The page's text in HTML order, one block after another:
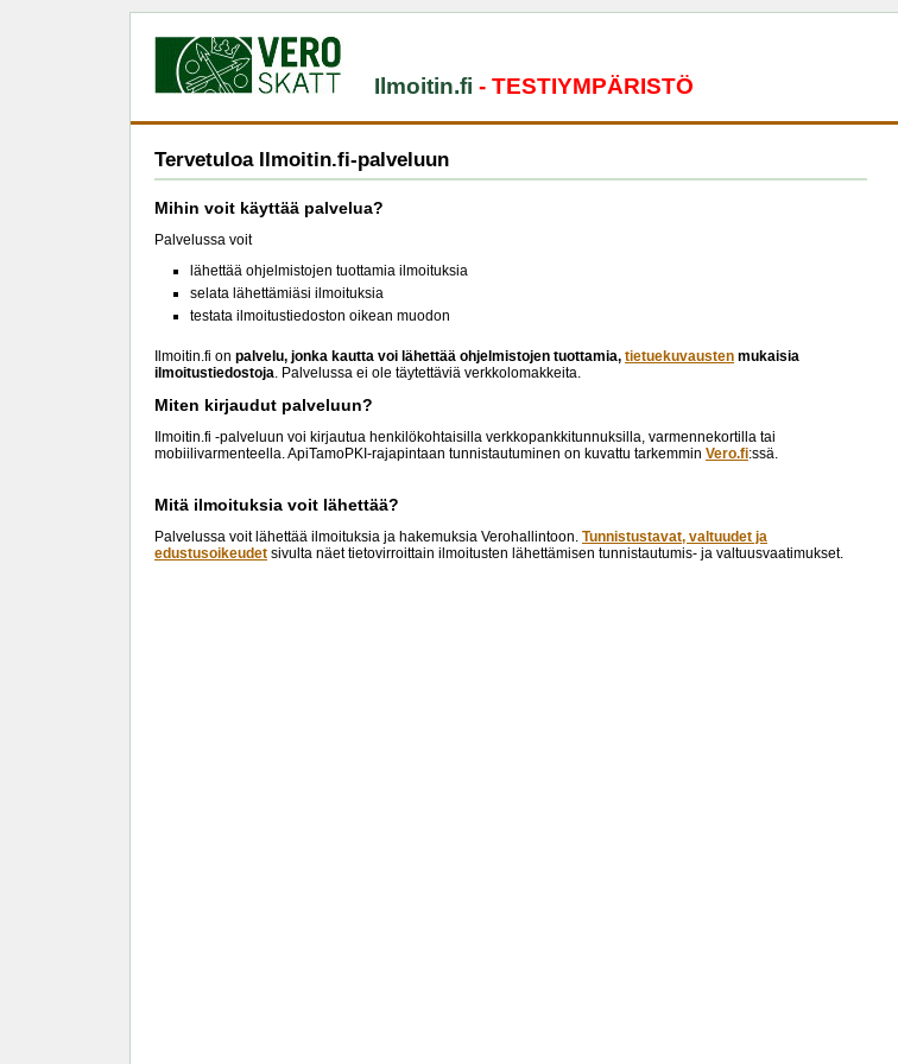
Ilmoitin.fi - TESTIYMPÄRISTÖ
Tervetuloa Ilmoitin.fi-palveluun
Mihin voit käyttää palvelua?
Palvelussa voit
lähettää ohjelmistojen tuottamia ilmoituksia
selata lähettämiäsi ilmoituksia
testata ilmoitustiedoston oikean muodon
Ilmoitin.fi on palvelu, jonka kautta voi lähettää ohjelmistojen tuottamia, tietuekuvausten mukaisia
ilmoitustiedostoja. Palvelussa ei ole täytettäviä verkkolomakkeita.
Miten kirjaudut palveluun?
Ilmoitin.fi -palveluun voi kirjautua henkilökohtaisilla verkkopankkitunnuksilla, varmennekortilla tai
mobiilivarmenteella. ApiTamoPKI-rajapintaan tunnistautuminen on kuvattu tarkemmin Vero.fi:ssä.
Mitä ilmoituksia voit lähettää?
Palvelussa voit lähettää ilmoituksia ja hakemuksia Verohallintoon. Tunnistustavat, valtuudet ja
edustusoikeudet sivulta näet tietovirroittain ilmoitusten lähettämisen tunnistautumis- ja valtuusvaatimukset.